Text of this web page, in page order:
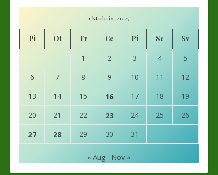
oktobris 2025
Pi Ot Tr Ce Pi Se Sv
1 2 3 4 5
6 7 8 9 10 11 12
13 14 15 16 17 18 19
20 21 22 23 24 25 26
27 28 29 30 31
« Aug Nov »